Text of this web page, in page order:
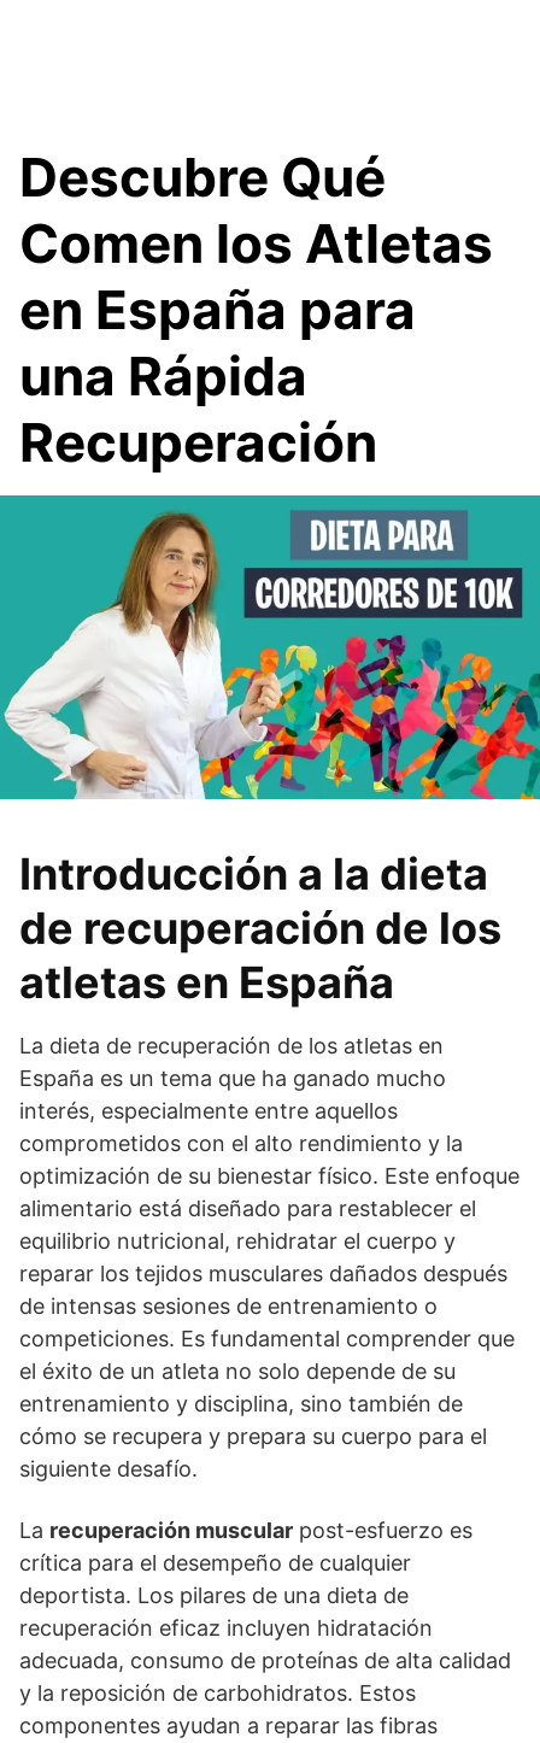
Descubre Qué
Comen los Atletas
en España para
una Rápida
Recuperación
Introducción a la dieta
de recuperación de los
atletas en España
La dieta de recuperación de los atletas en
España es un tema que ha ganado mucho
interés, especialmente entre aquellos
comprometidos con el alto rendimiento y la
optimización de su bienestar físico. Este enfoque
alimentario está diseñado para restablecer el
equilibrio nutricional, rehidratar el cuerpo y
reparar los tejidos musculares dañados después
de intensas sesiones de entrenamiento o
competiciones. Es fundamental comprender que
el éxito de un atleta no solo depende de su
entrenamiento y disciplina, sino también de
cómo se recupera y prepara su cuerpo para el
siguiente desafío.
La recuperación muscular post-esfuerzo es
crítica para el desempeño de cualquier
deportista. Los pilares de una dieta de
recuperación eficaz incluyen hidratación
adecuada, consumo de proteínas de alta calidad
y la reposición de carbohidratos. Estos
componentes ayudan a reparar las fibras